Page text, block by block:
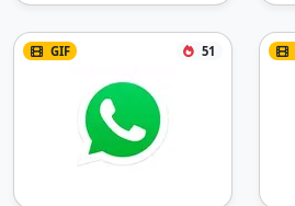
GIF 51